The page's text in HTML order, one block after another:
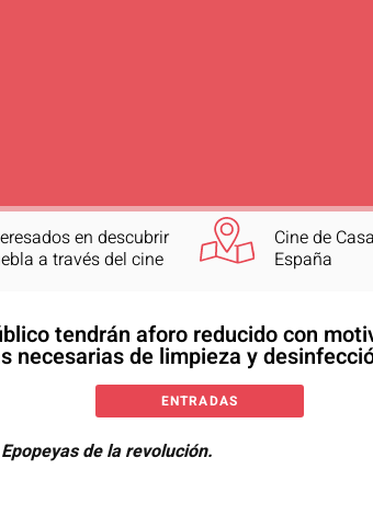
en descubrir
a través del cine
Cine de
España
tendrán aforo reducido con
necesarias de limpieza y
ENTRADAS
Epopeyas de la revolución.